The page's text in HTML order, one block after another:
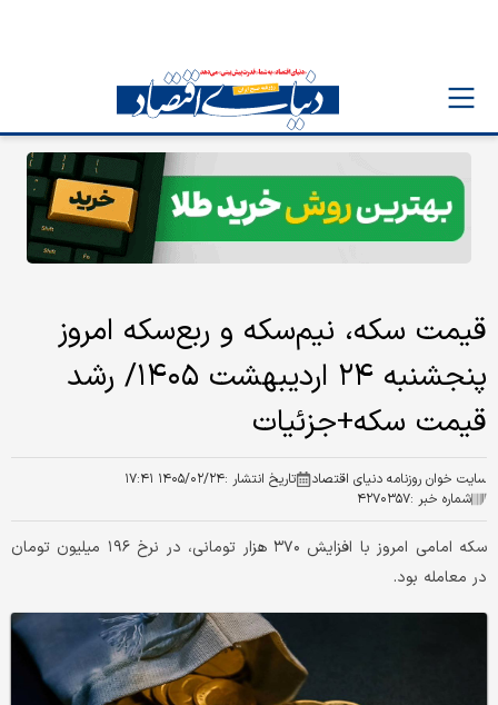
قیمت سکه، نیم‌سکه و ربع‌سکه امروز
پنجشنبه ۲۴ اردیبهشت ۱۴۰۵/ رشد
قیمت سکه+جزئیات
سایت خوان روزنامه دنیای اقتصاد تاریخ انتشار :۱۴۰۵/۰۲/۲۴ ۱۷:۴۱
شماره خبر :۴۲۷۰۳۵۷
سکه امامی امروز با افزایش ۳۷۰ هزار تومانی، در نرخ ۱۹۶ میلیون تومان
در معامله بود.